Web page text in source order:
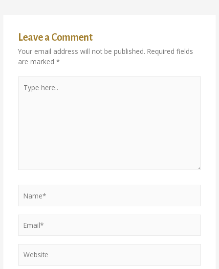
Leave a Comment
Your email address will not be published. Required fields
are marked *